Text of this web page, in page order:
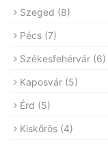
Szeged (8)
Pécs (7)
Székesfehérvár (6)
Kaposvár (5)
Érd (5)
Kiskőrös (4)